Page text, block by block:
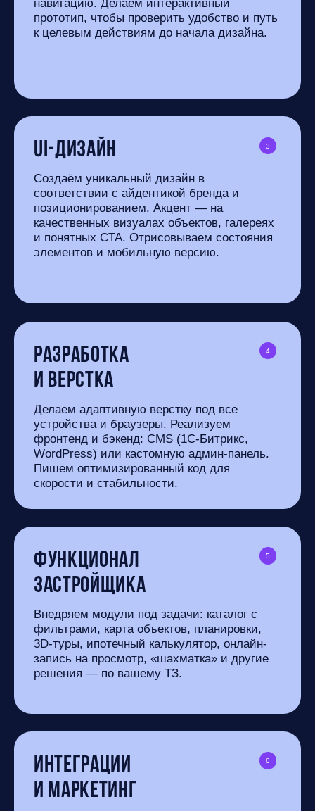
навигацию. Делаем интерактивный
прототип, чтобы проверить удобство и путь
к целевым действиям до начала дизайна.
UI-дизайн
Создаём уникальный дизайн в
соответствии с айдентикой бренда и
позиционированием. Акцент — на
качественных визуалах объектов, галереях
и понятных CTA. Отрисовываем состояния
элементов и мобильную версию.
3
Разработка
и верстка
Делаем адаптивную верстку под все
устройства и браузеры. Реализуем
фронтенд и бэкенд: CMS (1C-Битрикс,
WordPress) или кастомную админ-панель.
Пишем оптимизированный код для
скорости и стабильности.
4
Функционал
застройщика
Внедряем модули под задачи: каталог с
фильтрами, карта объектов, планировки,
3D-туры, ипотечный калькулятор, онлайн-
запись на просмотр, «шахматка» и другие
решения — по вашему ТЗ.
5
Интеграции
и маркетинг
6